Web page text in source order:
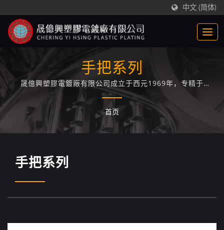
中文 (简体)
手把系列
晟億興塑膠電鍍廠有限公司成立于西元1969年，专精于
ABS/PC+ABS塑胶电镀技术专业厂家，累积长达50年的塑胶电
镀经验与技术。
首页
手把系列